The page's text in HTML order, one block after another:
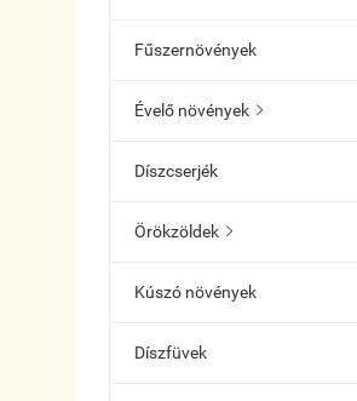
Fűszernövények
Évelő növények 
Díszcserjék
Örökzöldek 
Kúszó növények
Díszfüvek